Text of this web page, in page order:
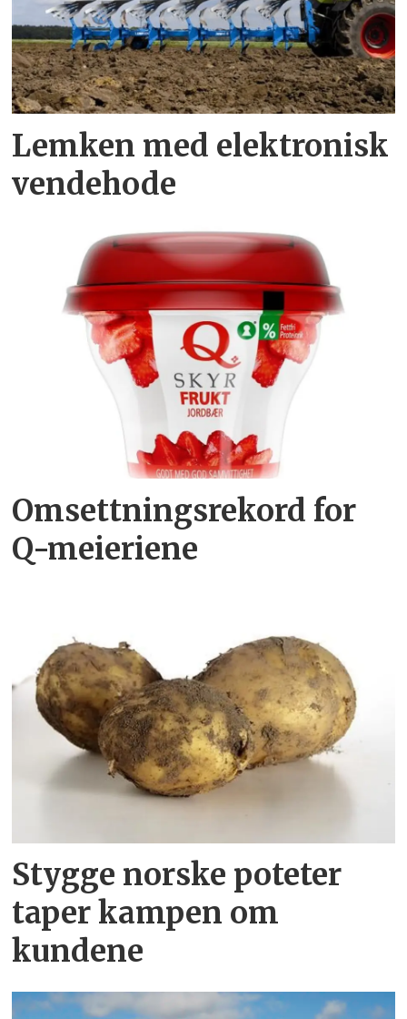
Lemken med elektronisk
vendehode
Omsettningsrekord for
Q-meieriene
Stygge norske poteter
taper kampen om
kundene